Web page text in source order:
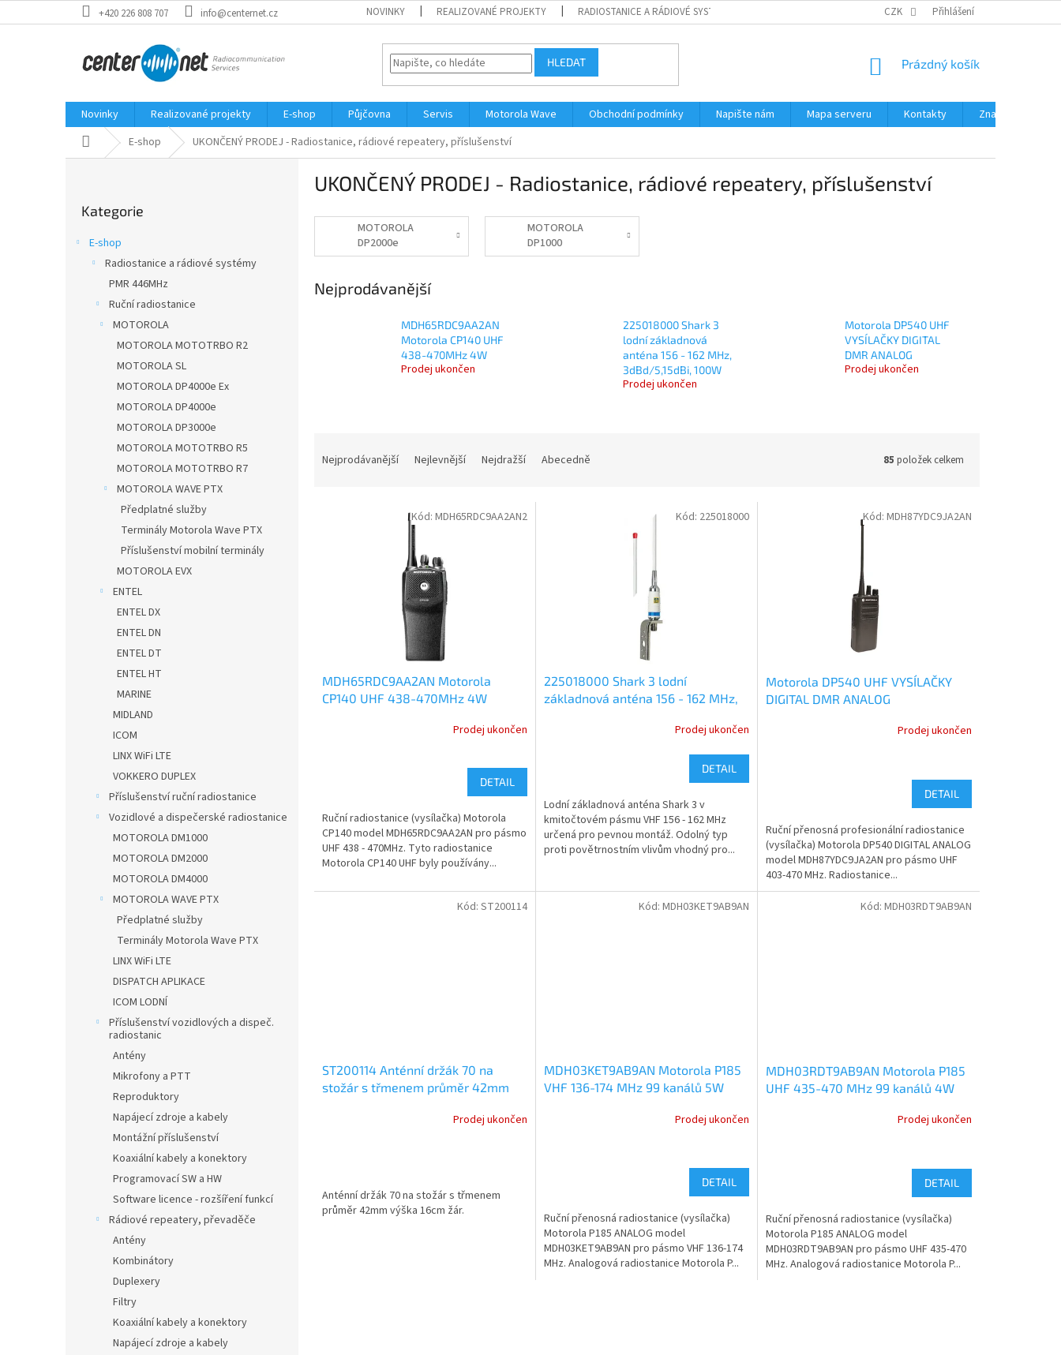
na
+420 226 808 707 info@centernet.cz NOVINKY REALIZOVANÉ PROJEKTY RADIOSTANICE A RÁDIOVÉ SYSTÉMY PŘÍSLUŠENSTVÍ RUČNÍ RADIOSTANICE PŮJČOVNA
CZK Přihlášení
HLEDAT
NÁKUPNÍ
Prázdný košík
Novinky Realizované projekty E-shop Půjčovna Servis Motorola Wave Obchodní podmínky Napište nám Mapa serveru Kontakty
Značky
Domů E-shop UKONČENÝ PRODEJ - Radiostanice, rádiové repeatery, příslušenství
kategorie
Kategorie
E-shop
Radiostanice a rádiové systémy
PMR 446MHz
Ruční radiostanice
MOTOROLA
MOTOROLA MOTOTRBO R2
MOTOROLA SL
MOTOROLA DP4000e Ex
MOTOROLA DP4000e
MOTOROLA DP3000e
MOTOROLA MOTOTRBO R5
MOTOROLA MOTOTRBO R7
MOTOROLA WAVE PTX
Předplatné služby
Terminály Motorola Wave PTX
Příslušenství mobilní terminály
MOTOROLA EVX
ENTEL
ENTEL DX
ENTEL DN
ENTEL DT
ENTEL HT
MARINE
MIDLAND
ICOM
LINX WiFi LTE
VOKKERO DUPLEX
Příslušenství ruční radiostanice
Vozidlové a dispečerské radiostanice
MOTOROLA DM1000
MOTOROLA DM2000
MOTOROLA DM4000
MOTOROLA WAVE PTX
Předplatné služby
Terminály Motorola Wave PTX
LINX WiFi LTE
DISPATCH APLIKACE
ICOM LODNÍ
Příslušenství vozidlových a dispeč.
radiostanic
Antény
Mikrofony a PTT
Reproduktory
Napájecí zdroje a kabely
Montážní příslušenství
Koaxiální kabely a konektory
Programovací SW a HW
Software licence - rozšíření funkcí
Rádiové repeatery, převaděče
Antény
Kombinátory
Duplexery
Filtry
Koaxiální kabely a konektory
Napájecí zdroje a kabely
UKONČENÝ PRODEJ - Radiostanice, rádiové repeatery, příslušenství
MOTOROLA
DP2000e
MOTOROLA
DP1000
Nejprodávanější
MDH65RDC9AA2AN
Motorola CP140 UHF
438-470MHz 4W
Prodej ukončen
225018000 Shark 3
lodní základnová
anténa 156 - 162 MHz,
3dBd/5,15dBi, 100W
Prodej ukončen
Motorola DP540 UHF
VYSÍLAČKY DIGITAL
DMR ANALOG
Prodej ukončen
Nejprodávanější Nejlevnější Nejdražší Abecedně 85 položek celkem
MDH65RDC9AA2AN Motorola
CP140 UHF 438-470MHz 4W
Prodej ukončen
DETAIL
Ruční radiostanice (vysílačka) Motorola
CP140 model MDH65RDC9AA2AN pro pásmo
UHF 438 - 470MHz. Tyto radiostanice
Motorola CP140 UHF byly používány...
Kód: MDH65RDC9AA2AN2
225018000 Shark 3 lodní
základnová anténa 156 - 162 MHz,
Prodej ukončen
DETAIL
Lodní základnová anténa Shark 3 v
kmitočtovém pásmu VHF 156 - 162 MHz
určená pro pevnou montáž. Odolný typ
proti povětrnostním vlivům vhodný pro...
Kód: 225018000
Motorola DP540 UHF VYSÍLAČKY
DIGITAL DMR ANALOG
Prodej ukončen
DETAIL
Ruční přenosná profesionální radiostanice
(vysílačka) Motorola DP540 DIGITAL ANALOG
model MDH87YDC9JA2AN pro pásmo UHF
403-470 MHz. Radiostanice...
Kód: MDH87YDC9JA2AN
ST200114 Anténní držák 70 na
stožár s třmenem průměr 42mm
Prodej ukončen
Anténní držák 70 na stožár s třmenem
průměr 42mm výška 16cm žár.
Kód: ST200114
MDH03KET9AB9AN Motorola P185
VHF 136-174 MHz 99 kanálů 5W
Prodej ukončen
DETAIL
Ruční přenosná radiostanice (vysílačka)
Motorola P185 ANALOG model
MDH03KET9AB9AN pro pásmo VHF 136-174
MHz. Analogová radiostanice Motorola P...
Kód: MDH03KET9AB9AN
MDH03RDT9AB9AN Motorola P185
UHF 435-470 MHz 99 kanálů 4W
Prodej ukončen
DETAIL
Ruční přenosná radiostanice (vysílačka)
Motorola P185 ANALOG model
MDH03RDT9AB9AN pro pásmo UHF 435-470
MHz. Analogová radiostanice Motorola P...
Kód: MDH03RDT9AB9AN